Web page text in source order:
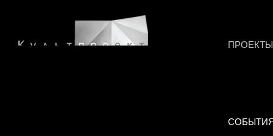
ПРОЕКТЫ